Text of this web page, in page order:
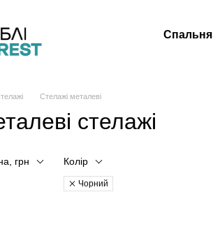
контенту
Спальня
Стелажі металеві
стелажі
грн Колір
Чорний